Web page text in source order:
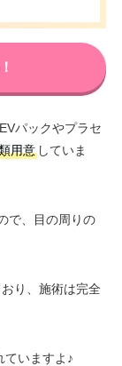
パックやプラセ
用意していま
で、目の周りの
り、施術は完全
ていますよ♪